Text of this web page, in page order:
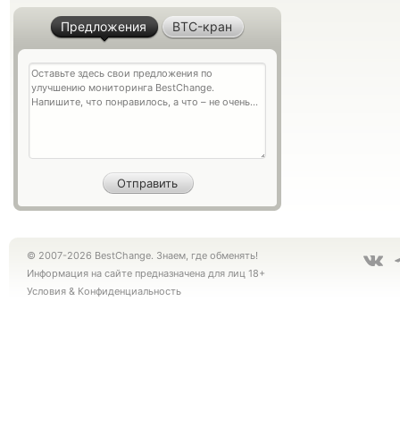
Предложения BTC-кран
© 2007-2026 BestChange. Знаем, где обменять!
Информация на сайте предназначена для лиц 18+
Условия & Конфиденциальность